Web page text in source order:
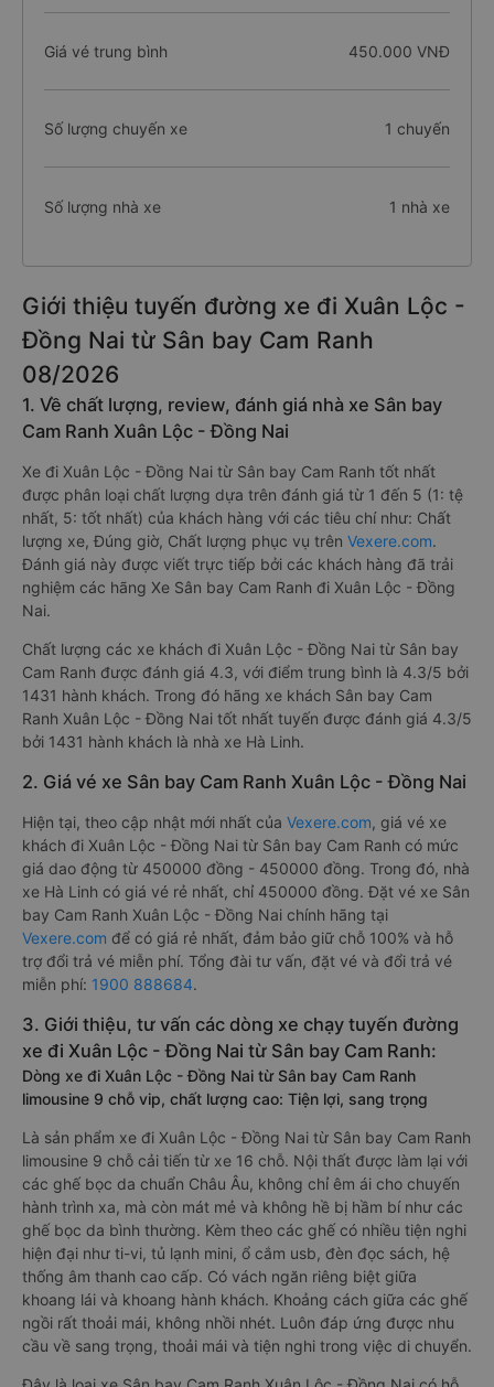
Giá vé trung bình 450.000 VNĐ
Số lượng chuyến xe 1 chuyến
Số lượng nhà xe 1 nhà xe
Giới thiệu tuyến đường xe đi Xuân Lộc -
Đồng Nai từ Sân bay Cam Ranh
08/2026
1. Về chất lượng, review, đánh giá nhà xe Sân bay
Cam Ranh Xuân Lộc - Đồng Nai
Xe đi Xuân Lộc - Đồng Nai từ Sân bay Cam Ranh tốt nhất
được phân loại chất lượng dựa trên đánh giá từ 1 đến 5 (1: tệ
nhất, 5: tốt nhất) của khách hàng với các tiêu chí như: Chất
lượng xe, Đúng giờ, Chất lượng phục vụ trên Vexere.com.
Đánh giá này được viết trực tiếp bởi các khách hàng đã trải
nghiệm các hãng Xe Sân bay Cam Ranh đi Xuân Lộc - Đồng
Nai.
Chất lượng các xe khách đi Xuân Lộc - Đồng Nai từ Sân bay
Cam Ranh được đánh giá 4.3, với điểm trung bình là 4.3/5 bởi
1431 hành khách. Trong đó hãng xe khách Sân bay Cam
Ranh Xuân Lộc - Đồng Nai tốt nhất tuyến được đánh giá 4.3/5
bởi 1431 hành khách là nhà xe Hà Linh.
2. Giá vé xe Sân bay Cam Ranh Xuân Lộc - Đồng Nai
Hiện tại, theo cập nhật mới nhất của Vexere.com, giá vé xe
khách đi Xuân Lộc - Đồng Nai từ Sân bay Cam Ranh có mức
giá dao động từ 450000 đồng - 450000 đồng. Trong đó, nhà
xe Hà Linh có giá vé rẻ nhất, chỉ 450000 đồng. Đặt vé xe Sân
bay Cam Ranh Xuân Lộc - Đồng Nai chính hãng tại
Vexere.com để có giá rẻ nhất, đảm bảo giữ chỗ 100% và hỗ
trợ đổi trả vé miễn phí. Tổng đài tư vấn, đặt vé và đổi trả vé
miễn phí: 1900 888684.
3. Giới thiệu, tư vấn các dòng xe chạy tuyến đường
xe đi Xuân Lộc - Đồng Nai từ Sân bay Cam Ranh:
Dòng xe đi Xuân Lộc - Đồng Nai từ Sân bay Cam Ranh
limousine 9 chỗ vip, chất lượng cao: Tiện lợi, sang trọng
Là sản phẩm xe đi Xuân Lộc - Đồng Nai từ Sân bay Cam Ranh
limousine 9 chỗ cải tiến từ xe 16 chỗ. Nội thất được làm lại với
các ghế bọc da chuẩn Châu Âu, không chỉ êm ái cho chuyến
hành trình xa, mà còn mát mẻ và không hề bị hầm bí như các
ghế bọc da bình thường. Kèm theo các ghế có nhiều tiện nghi
hiện đại như ti-vi, tủ lạnh mini, ổ cắm usb, đèn đọc sách, hệ
thống âm thanh cao cấp. Có vách ngăn riêng biệt giữa
khoang lái và khoang hành khách. Khoảng cách giữa các ghế
ngồi rất thoải mái, không nhồi nhét. Luôn đáp ứng được nhu
cầu về sang trọng, thoải mái và tiện nghi trong việc di chuyển.